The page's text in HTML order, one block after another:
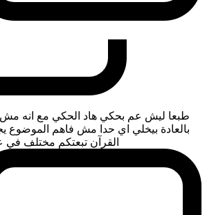
طبعا ليش عم بحكي هاد الحكي مع انه مش
بالعادة بيخلي اي حدا مش فاهم الموضوع
القرآن تبعتكم مختلف في